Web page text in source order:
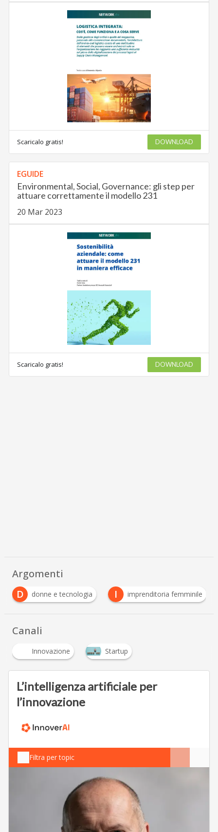
Scaricalo gratis! DOWNLOAD
EGUIDE
Environmental, Social, Governance: gli step per
attuare correttamente il modello 231
20 Mar 2023
Scaricalo gratis! DOWNLOAD
Argomenti
D
donne e tecnologia I imprenditoria femminile
Canali
Innovazione Startup
L’intelligenza artificiale per
l’innovazione
Filtra per topic